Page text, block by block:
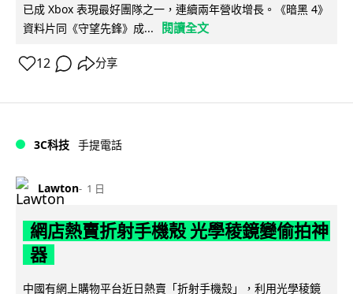
已成 Xbox 表現最好團隊之一，連續兩年營收增長。《暗黑 4》
資料片同《守望先鋒》成...
閱讀全文
12 分享
3C科技 手提電話
Lawton 1 日
網店熱賣折射手機殼 光學稜鏡變偷拍神
器
中國有網上購物平台近日熱賣「折射手機殼」，利用光學稜鏡